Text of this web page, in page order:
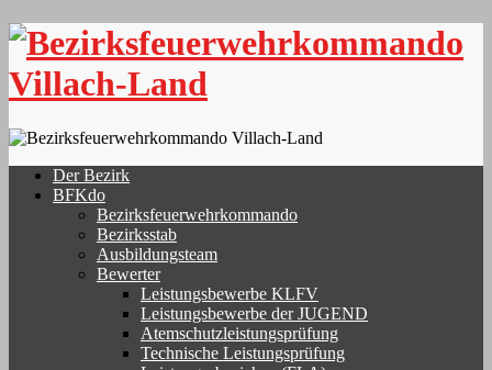
Skip
content
Der Bezirk
BFKdo
Bezirksfeuerwehrkommando
Bezirksstab
Ausbildungsteam
Bewerter
Leistungsbewerbe KLFV
Leistungsbewerbe der JUGEND
Atemschutzleistungsprüfung
Technische Leistungsprüfung